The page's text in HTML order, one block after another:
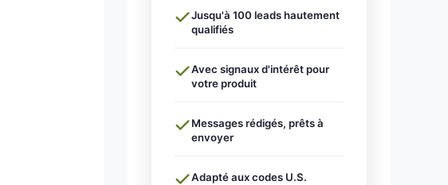
Jusqu'à 100 leads hautement
qualifiés
Avec signaux d'intérêt pour
votre produit
Messages rédigés, prêts à
envoyer
Adapté aux codes U.S.